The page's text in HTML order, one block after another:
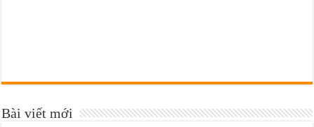
Bài viết mới